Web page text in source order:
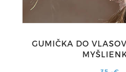
GUMIČKA DO